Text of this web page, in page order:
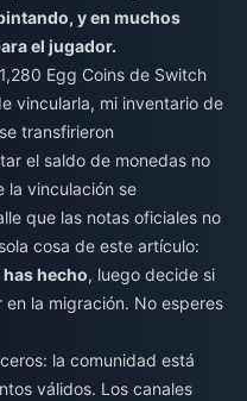
y en muchos
el jugador.
Egg Coins de Switch
vincularla, mi inventario de
transfirieron
el saldo de monedas no
la vinculación se
que las notas oficiales no
cosa de este artículo:
hecho, luego decide si
la migración. No esperes
la comunidad está
válidos. Los canales